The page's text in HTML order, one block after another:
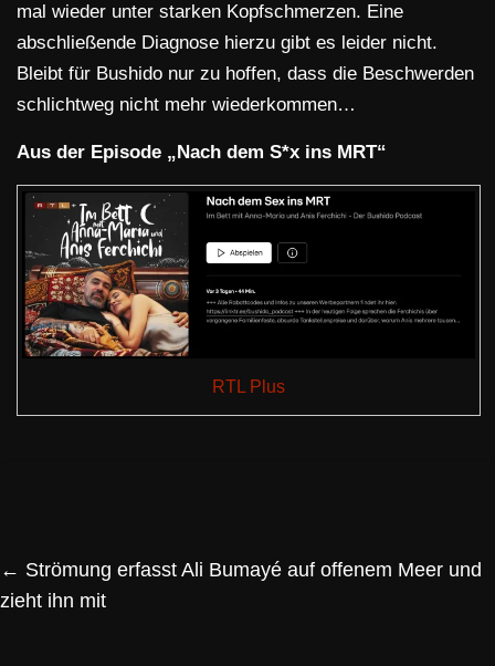
mal wieder unter starken Kopfschmerzen. Eine
abschließende Diagnose hierzu gibt es leider nicht.
Bleibt für Bushido nur zu hoffen, dass die Beschwerden
schlichtweg nicht mehr wiederkommen…
Aus der Episode „Nach dem S*x ins MRT“
RTL Plus
← Strömung erfasst Ali Bumayé auf offenem Meer und
zieht ihn mit